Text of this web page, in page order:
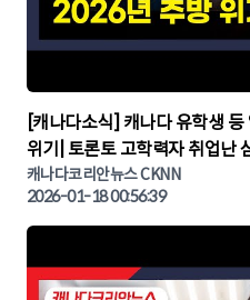
▶
[캐나다소식] 캐나다 유학생
위기| 토론토 고학력자 취업난
CKNNEWS, 캐나다코리안뉴스
캐나다코리안뉴스 CKNN
2026-01-18 00:56:39